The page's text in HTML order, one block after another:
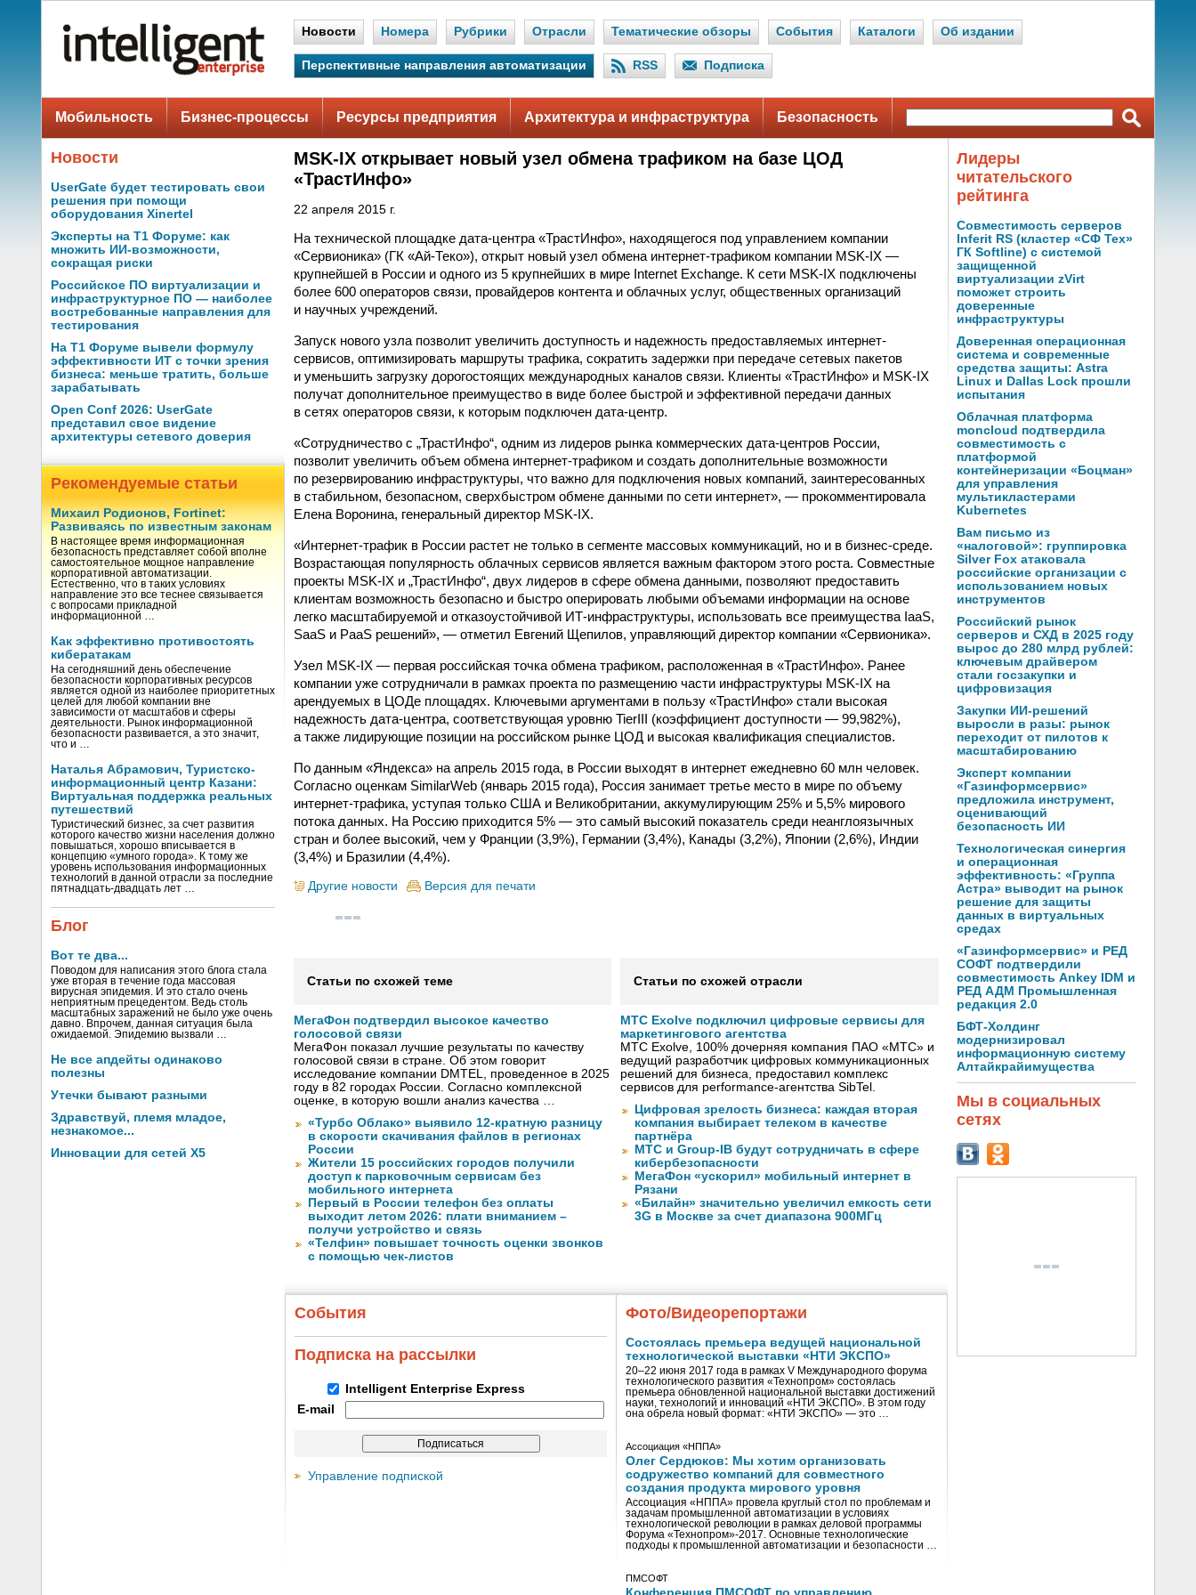
Новости Номера Рубрики Отрасли Тематические обзоры События Каталоги Об издании
Перспективные направления автоматизации RSS Подписка
Мобильность Бизнес-процессы Ресурсы предприятия Архитектура и инфраструктура Безопасность
Новости
UserGate будет тестировать свои
решения при помощи
оборудования Xinertel
Эксперты на Т1 Форуме: как
множить ИИ-возможности,
сокращая риски
Российское ПО виртуализации и
инфраструктурное ПО — наиболее
востребованные направления для
тестирования
На Т1 Форуме вывели формулу
эффективности ИТ с точки зрения
бизнеса: меньше тратить, больше
зарабатывать
Open Conf 2026: UserGate
представил свое видение
архитектуры сетевого доверия
Рекомендуемые статьи
Михаил Родионов, Fortinet:
Развиваясь по известным законам
В настоящее время информационная
безопасность представляет собой вполне
самостоятельное мощное направление
корпоративной автоматизации.
Естественно, что в таких условиях
направление это все теснее связывается
с вопросами прикладной
информационной …
Как эффективно противостоять
кибератакам
На сегодняшний день обеспечение
безопасности корпоративных ресурсов
является одной из наиболее приоритетных
целей для любой компании вне
зависимости от масштабов и сферы
деятельности. Рынок информационной
безопасности развивается, а это значит,
что и …
Наталья Абрамович, Туристско-
информационный центр Казани:
Виртуальная поддержка реальных
путешествий
Туристический бизнес, за счет развития
которого качество жизни населения должно
повышаться, хорошо вписывается в
концепцию «умного города». К тому же
уровень использования информационных
технологий в данной отрасли за последние
пятнадцать-двадцать лет …
Блог
Вот те два...
Поводом для написания этого блога стала
уже вторая в течение года массовая
вирусная эпидемия. И это стало очень
неприятным прецедентом. Ведь столь
масштабных заражений не было уже очень
давно. Впрочем, данная ситуация была
ожидаемой. Эпидемию вызвали …
Не все апдейты одинаково
полезны
Утечки бывают разными
Здравствуй, племя младое,
незнакомое...
Инновации для сетей X5
MSK-IX открывает новый узел обмена трафиком на базе ЦОД
«ТрастИнфо»
22 апреля 2015 г.
На технической площадке дата-центра «ТрастИнфо», находящегося под управлением компании
«Сервионика» (ГК «Ай-Теко»), открыт новый узел обмена интернет-трафиком компании MSK-IX —
крупнейшей в России и одного из 5 крупнейших в мире Internet Exchange. К сети MSK-IX подключены
более 600 операторов связи, провайдеров контента и облачных услуг, общественных организаций
и научных учреждений.
Запуск нового узла позволит увеличить доступность и надежность предоставляемых интернет-
сервисов, оптимизировать маршруты трафика, сократить задержки при передаче сетевых пакетов
и уменьшить загрузку дорогостоящих международных каналов связи. Клиенты «ТрастИнфо» и MSK-IX
получат дополнительное преимущество в виде более быстрой и эффективной передачи данных
в сетях операторов связи, к которым подключен дата-центр.
«Сотрудничество с „ТрастИнфо“, одним из лидеров рынка коммерческих дата-центров России,
позволит увеличить объем обмена интернет-трафиком и создать дополнительные возможности
по резервированию инфраструктуры, что важно для подключения новых компаний, заинтересованных
в стабильном, безопасном, сверхбыстром обмене данными по сети интернет», — прокомментировала
Елена Воронина, генеральный директор MSK-IX.
«Интернет-трафик в России растет не только в сегменте массовых коммуникаций, но и в бизнес-среде.
Возрастающая популярность облачных сервисов является важным фактором этого роста. Совместные
проекты MSK-IX и „ТрастИнфо“, двух лидеров в сфере обмена данными, позволяют предоставить
клиентам возможность безопасно и быстро оперировать любыми объемами информации на основе
легко масштабируемой и отказоустойчивой ИТ-инфраструктуры, использовать все преимущества IaaS,
SaaS и PaaS решений», — отметил Евгений Щепилов, управляющий директор компании «Сервионика».
Узел MSK-IX — первая российская точка обмена трафиком, расположенная в «ТрастИнфо». Ранее
компании уже сотрудничали в рамках проекта по размещению части инфраструктуры MSK-IX на
арендуемых в ЦОДе площадях. Ключевыми аргументами в пользу «ТрастИнфо» стали высокая
надежность дата-центра, соответствующая уровню TierIII (коэффициент доступности — 99,982%),
а также лидирующие позиции на российском рынке ЦОД и высокая квалификация специалистов.
По данным «Яндекса» на апрель 2015 года, в России выходят в интернет ежедневно 60 млн человек.
Согласно оценкам SimilarWeb (январь 2015 года), Россия занимает третье место в мире по объему
интернет-трафика, уступая только США и Великобритании, аккумулирующим 25% и 5,5% мирового
потока данных. На Россию приходится 5% — это самый высокий показатель среди неанглоязычных
стран и более высокий, чем у Франции (3,9%), Германии (3,4%), Канады (3,2%), Японии (2,6%), Индии
(3,4%) и Бразилии (4,4%).
Другие новости Версия для печати
Статьи по схожей теме
МегаФон подтвердил высокое качество
голосовой связи
МегаФон показал лучшие результаты по качеству
голосовой связи в стране. Об этом говорит
исследование компании DMTEL, проведенное в 2025
году в 82 городах России. Согласно комплексной
оценке, в которую вошли анализ качества …
«Турбо Облако» выявило 12-кратную разницу
в скорости скачивания файлов в регионах
России
Жители 15 российских городов получили
доступ к парковочным сервисам без
мобильного интернета
Первый в России телефон без оплаты
выходит летом 2026: плати вниманием –
получи устройство и связь
«Телфин» повышает точность оценки звонков
с помощью чек-листов
Статьи по схожей отрасли
МТС Exolve подключил цифровые сервисы для
маркетингового агентства
МТС Exolve, 100% дочерняя компания ПАО «МТС» и
ведущий разработчик цифровых коммуникационных
решений для бизнеса, предоставил комплекс
сервисов для performance-агентства SibTel.
Цифровая зрелость бизнеса: каждая вторая
компания выбирает телеком в качестве
партнёра
МТС и Group-IB будут сотрудничать в сфере
кибербезопасности
МегаФон «ускорил» мобильный интернет в
Рязани
«Билайн» значительно увеличил емкость сети
3G в Москве за счет диапазона 900МГц
События
Подписка на рассылки
Intelligent Enterprise Express
E-mail
Управление подпиской
Фото/Видеорепортажи
Состоялась премьера ведущей национальной
технологической выставки «НТИ ЭКСПО»
20–22 июня 2017 года в рамках V Международного форума
технологического развития «Технопром» состоялась
премьера обновленной национальной выставки достижений
науки, технологий и инноваций «НТИ ЭКСПО». В этом году
она обрела новый формат: «НТИ ЭКСПО» — это …
Ассоциация «НППА»
Олег Сердюков: Мы хотим организовать
содружество компаний для совместного
создания продукта мирового уровня
Ассоциация «НППА» провела круглый стол по проблемам и
задачам промышленной автоматизации в условиях
технологической революции в рамках деловой программы
Форума «Технопром»-2017. Основные технологические
подходы к промышленной автоматизации и безопасности …
ПМСОФТ
Лидеры
читательского
рейтинга
Совместимость серверов
Inferit RS (кластер «СФ Тех»
ГК Softline) с системой
защищенной
виртуализации zVirt
поможет строить
доверенные
инфраструктуры
Доверенная операционная
система и современные
средства защиты: Astra
Linux и Dallas Lock прошли
испытания
Облачная платформа
moncloud подтвердила
совместимость с
платформой
контейнеризации «Боцман»
для управления
мультикластерами
Kubernetes
Вам письмо из
«налоговой»: группировка
Silver Fox атаковала
российские организации с
использованием новых
инструментов
Российский рынок
серверов и СХД в 2025 году
вырос до 280 млрд рублей:
ключевым драйвером
стали госзакупки и
цифровизация
Закупки ИИ-решений
выросли в разы: рынок
переходит от пилотов к
масштабированию
Эксперт компании
«Газинформсервис»
предложила инструмент,
оценивающий
безопасность ИИ
Технологическая синергия
и операционная
эффективность: «Группа
Астра» выводит на рынок
решение для защиты
данных в виртуальных
средах
«Газинформсервис» и РЕД
СОФТ подтвердили
совместимость Ankey IDM и
РЕД АДМ Промышленная
редакция 2.0
БФТ-Холдинг
модернизировал
информационную систему
Алтайкрайимущества
Мы в социальных
сетях